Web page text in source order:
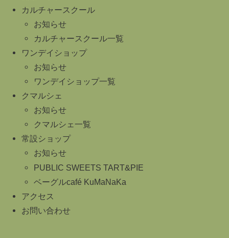
カルチャースクール
お知らせ
カルチャースクール一覧
ワンデイショップ
お知らせ
ワンデイショップ一覧
クマルシェ
お知らせ
クマルシェ一覧
常設ショップ
お知らせ
PUBLIC SWEETS TART&PIE
ベーグルcafé KuMaNaKa
アクセス
お問い合わせ